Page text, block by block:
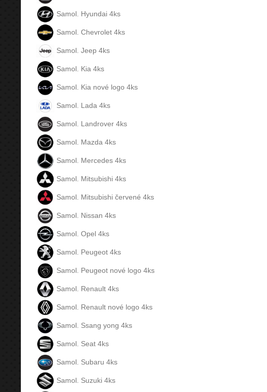
Samol. Hyundai 4ks
Samol. Chevrolet 4ks
Samol. Jeep 4ks
Samol. Kia 4ks
Samol. Kia nové logo 4ks
Samol. Lada 4ks
Samol. Landrover 4ks
Samol. Mazda 4ks
Samol. Mercedes 4ks
Samol. Mitsubishi 4ks
Samol. Mitsubishi červené 4ks
Samol. Nissan 4ks
Samol. Opel 4ks
Samol. Peugeot 4ks
Samol. Peugeot nové logo 4ks
Samol. Renault 4ks
Samol. Renault nové logo 4ks
Samol. Ssang yong 4ks
Samol. Seat 4ks
Samol. Subaru 4ks
Samol. Suzuki 4ks